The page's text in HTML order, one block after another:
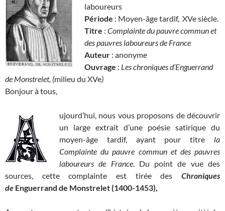
laboureurs
Période : Moyen-âge tardif, XVe siècle.
Titre : Complainte du pauvre commun et
des pauvres laboureurs de France
Auteur : anonyme
Ouvrage : Les chroniques d’Enguerrand
de Monstrelet, (milieu du XVe)
Bonjour à tous,
ujourd’hui, nous vous proposons de découvrir
un large extrait d’une poésie satirique du
moyen-âge tardif, ayant pour titre la
Complainte du pauvre commun et des pauvres
laboureurs de France. Du point de vue des
sources, cette complainte est tirée des Chroniques
de Enguerrand de Monstrelet (1400-1453),